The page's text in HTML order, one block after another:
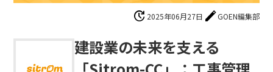
update 2025年06月27日 editGOEN編集部
建設業の未来を支える